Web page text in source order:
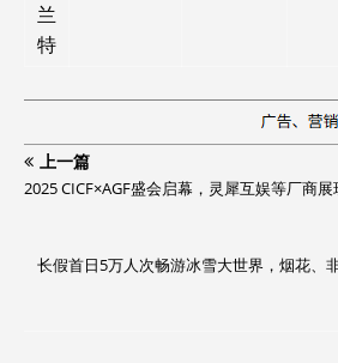
兰
特
上一篇
2025 CICF×AGF盛会启幕，灵犀互娱等厂商
长假首日5万人次畅游冰雪大世界，烟花、